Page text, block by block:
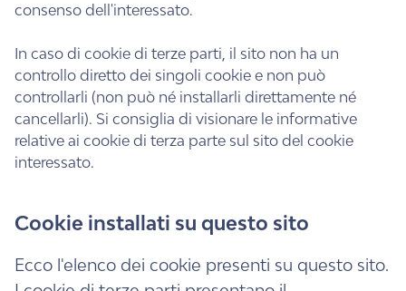
consenso dell'interessato.
In caso di cookie di terze parti, il sito non ha un
controllo diretto dei singoli cookie e non può
controllarli (non può né installarli direttamente né
cancellarli). Si consiglia di visionare le informative
relative ai cookie di terza parte sul sito del cookie
interessato.
Cookie installati su questo sito
Ecco l'elenco dei cookie presenti su questo sito.